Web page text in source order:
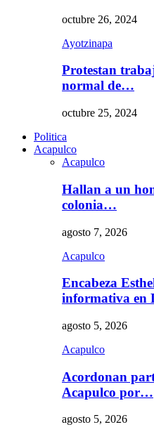
octubre 26, 2024
Ayotzinapa
Protestan
normal de…
octubre 25, 2024
Politica
Acapulco
Acapulco
Hallan a un
colonia…
agosto 7, 2026
Acapulco
Encabeza
informativa
agosto 5, 2026
Acapulco
Acordonan
Acapulco por…
agosto 5, 2026